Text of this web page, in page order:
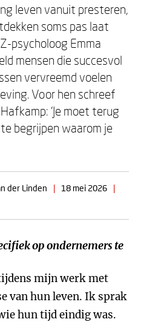
leven vanuit presteren,
soms pas laat
psycholoog Emma
mensen die succesvol
vervreemd voelen
Voor hen schreef
Hafkamp: ‘Je moet terug
begrijpen waarom je
der Linden | 18 mei 2026
|
op ondernemers te
mijn werk met
van hun leven. Ik sprak
hun tijd eindig was.